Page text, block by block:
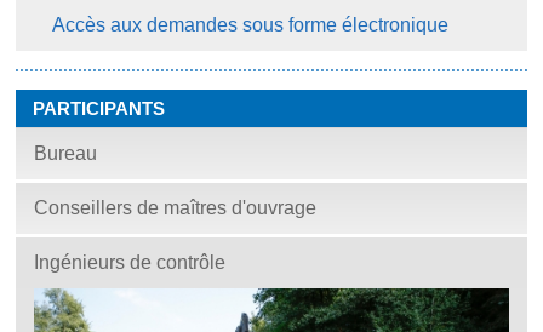
Accès aux demandes sous forme électronique
PARTICIPANTS
Bureau
Conseillers de maîtres d'ouvrage
Ingénieurs de contrôle